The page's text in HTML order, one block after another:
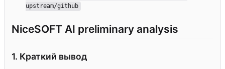
upstream/github
NiceSOFT AI preliminary analysis
1. Краткий вывод